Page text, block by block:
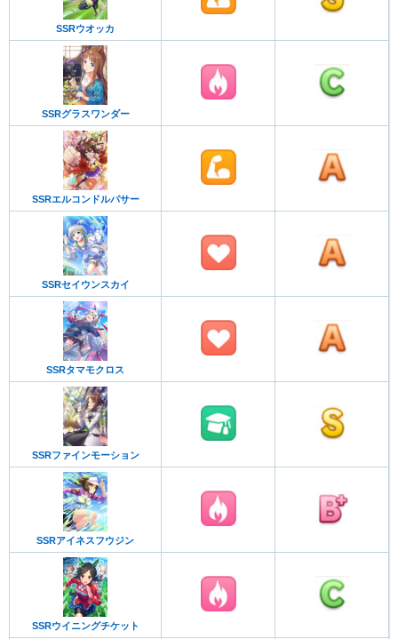
SSRウオッカ
SSRグラスワンダー
SSRエルコンドルパサー
SSRセイウンスカイ
SSRタマモクロス
SSRファインモーション
SSRアイネスフウジン
SSRウイニングチケット